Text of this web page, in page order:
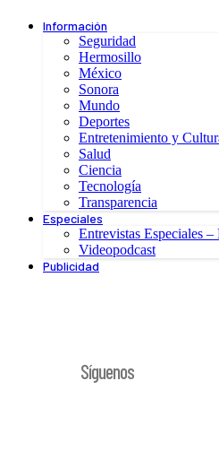
Información
Seguridad
Hermosillo
México
Sonora
Mundo
Deportes
Entretenimiento y
Salud
Ciencia
Tecnología
Transparencia
Especiales
Entrevistas Especiales
Videopodcast
Publicidad
Síguenos